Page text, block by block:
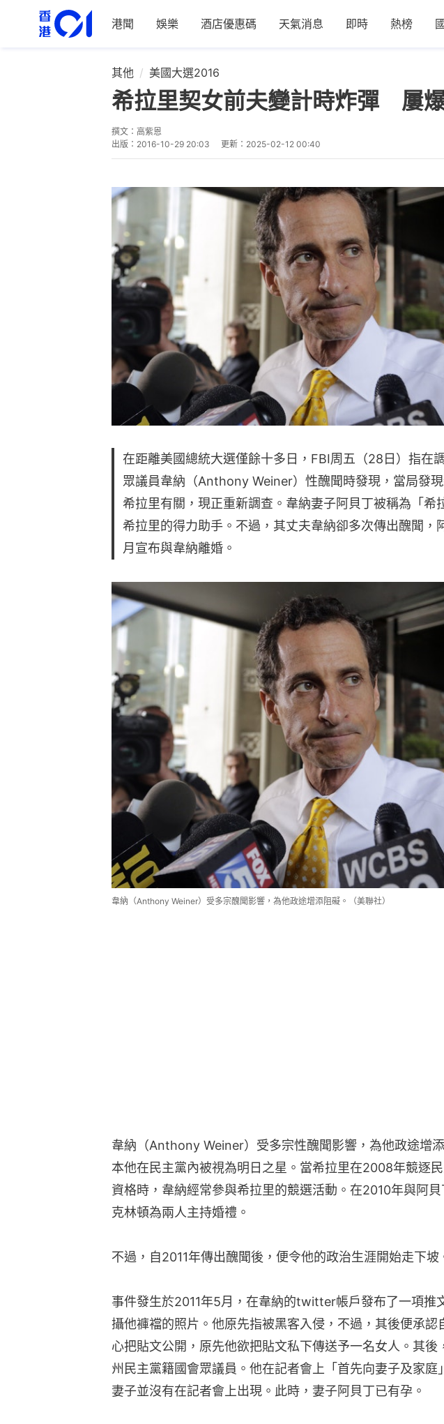
港聞 娛樂 酒店優惠碼 天氣消息 即時 熱榜
其他 美國大選2016
希拉里契女前夫變計時炸彈 屢
撰文： 高紫恩
出版： 2016-10-29 20:03 更新： 2025-02-12 00:40
在距離美國總統大選僅餘十多日，FBI周五（28日）指在
眾議員韋納（Anthony Weiner）性醜聞時發現，當局發
希拉里有關，現正重新調查。韋納妻子阿貝丁被稱為「希
希拉里的得力助手。不過，其丈夫韋納卻多次傳出醜聞，
月宣布與韋納離婚。
韋納（Anthony Weiner）受多宗醜聞影響，為他政途增添阻礙。（美聯社）
韋納（Anthony Weiner）受多宗性醜聞影響，為他政途增
本他在民主黨內被視為明日之星。當希拉里在2008年競逐
資格時，韋納經常參與希拉里的競選活動。在2010年與阿
克林頓為兩人主持婚禮。
不過，自2011年傳出醜聞後，便令他的政治生涯開始走下坡
事件發生於2011年5月，在韋納的twitter帳戶發布了一項推
攝他褲襠的照片。他原先指被黑客入侵，不過，其後便承認
心把貼文公開，原先他欲把貼文私下傳送予一名女人。其後
州民主黨籍國會眾議員。他在記者會上「首先向妻子及家庭
妻子並沒有在記者會上出現。此時，妻子阿貝丁已有孕。